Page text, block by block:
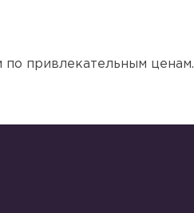
по привлекательным ценам.